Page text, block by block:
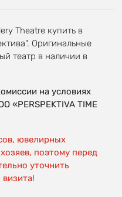
Theatre купить в
Оригинальные
театр в наличии в
на условиях
«PERSPEKTIVA TIME
ювелирных
поэтому перед
уточнить
визита!